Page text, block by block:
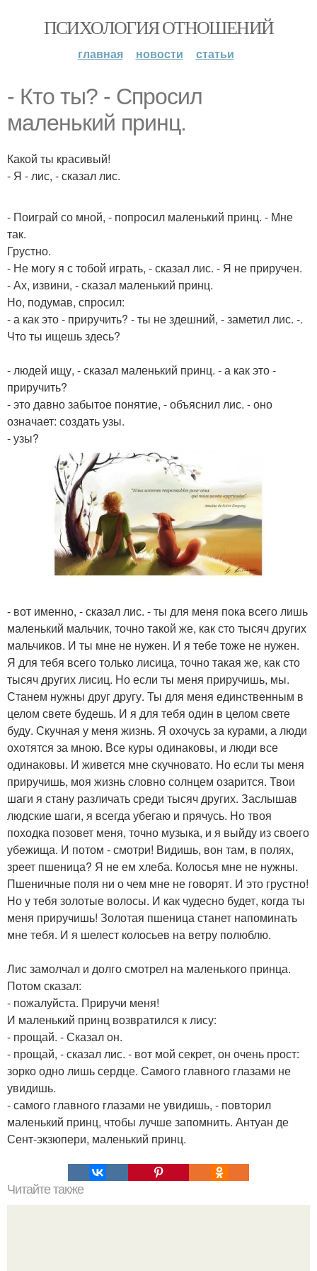
ПСИХОЛОГИЯ ОТНОШЕНИЙ
главная новости статьи
- Кто ты? - Спросил
маленький принц.
Какой ты красивый!
- Я - лис, - сказал лис.
- Поиграй со мной, - попросил маленький принц. - Мне
так.
Грустно.
- Не могу я с тобой играть, - сказал лис. - Я не приручен.
- Ах, извини, - сказал маленький принц.
Но, подумав, спросил:
- а как это - приручить? - ты не здешний, - заметил лис. -.
Что ты ищешь здесь?
- людей ищу, - сказал маленький принц. - а как это -
приручить?
- это давно забытое понятие, - объяснил лис. - оно
означает: создать узы.
- узы?
- вот именно, - сказал лис. - ты для меня пока всего лишь
маленький мальчик, точно такой же, как сто тысяч других
мальчиков. И ты мне не нужен. И я тебе тоже не нужен.
Я для тебя всего только лисица, точно такая же, как сто
тысяч других лисиц. Но если ты меня приручишь, мы.
Станем нужны друг другу. Ты для меня единственным в
целом свете будешь. И я для тебя один в целом свете
буду. Скучная у меня жизнь. Я охочусь за курами, а люди
охотятся за мною. Все куры одинаковы, и люди все
одинаковы. И живется мне скучновато. Но если ты меня
приручишь, моя жизнь словно солнцем озарится. Твои
шаги я стану различать среди тысяч других. Заслышав
людские шаги, я всегда убегаю и прячусь. Но твоя
походка позовет меня, точно музыка, и я выйду из своего
убежища. И потом - смотри! Видишь, вон там, в полях,
зреет пшеница? Я не ем хлеба. Колосья мне не нужны.
Пшеничные поля ни о чем мне не говорят. И это грустно!
Но у тебя золотые волосы. И как чудесно будет, когда ты
меня приручишь! Золотая пшеница станет напоминать
мне тебя. И я шелест колосьев на ветру полюблю.
Лис замолчал и долго смотрел на маленького принца.
Потом сказал:
- пожалуйста. Приручи меня!
И маленький принц возвратился к лису:
- прощай. - Сказал он.
- прощай, - сказал лис. - вот мой секрет, он очень прост:
зорко одно лишь сердце. Самого главного глазами не
увидишь.
- самого главного глазами не увидишь, - повторил
маленький принц, чтобы лучше запомнить. Антуан де
Сент-экзюпери, маленький принц.
Читайте также